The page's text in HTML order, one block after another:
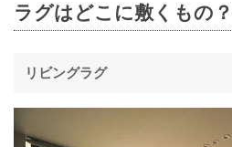
ラグはどこに敷くもの？
リビングラグ